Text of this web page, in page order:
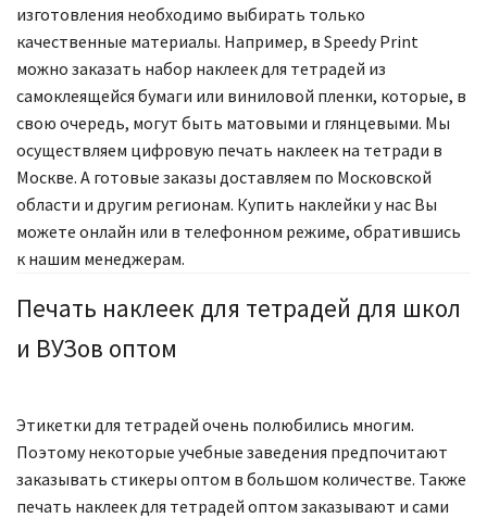
изготовления необходимо выбирать только
качественные материалы. Например, в Speedy Print
можно заказать набор наклеек для тетрадей из
самоклеящейся бумаги или виниловой пленки, которые, в
свою очередь, могут быть матовыми и глянцевыми. Мы
осуществляем цифровую печать наклеек на тетради в
Москве. А готовые заказы доставляем по Московской
области и другим регионам. Купить наклейки у нас Вы
можете онлайн или в телефонном режиме, обратившись
к нашим менеджерам.
Печать наклеек для тетрадей для школ
и ВУЗов оптом
Этикетки для тетрадей очень полюбились многим.
Поэтому некоторые учебные заведения предпочитают
заказывать стикеры оптом в большом количестве. Также
печать наклеек для тетрадей оптом заказывают и сами